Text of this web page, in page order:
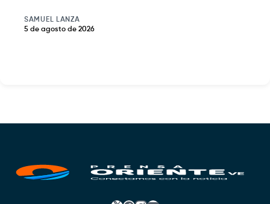
SAMUEL LANZA
5 de agosto de 2026